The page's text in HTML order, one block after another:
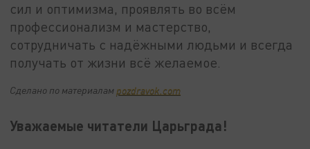
сил и оптимизма, проявлять во всём
профессионализм и мастерство,
сотрудничать с надёжными людьми и всегда
получать от жизни всё желаемое.
Сделано по материалам pozdravok.com
Уважаемые читатели Царьграда!